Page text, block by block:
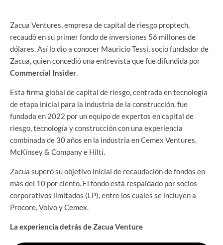
Zacua Ventures, empresa de capital de riesgo proptech,
recaudó en su primer fondo de inversiones 56 millones de
dólares. Así lo dio a conocer Mauricio Tessi, socio fundador de
Zacua, quien concedió una entrevista que fue difundida por
Commercial Insider.
Esta firma global de capital de riesgo, centrada en tecnología
de etapa inicial para la industria de la construcción, fue
fundada en 2022 por un equipo de expertos en capital de
riesgo, tecnología y construcción con una experiencia
combinada de 30 años en la industria en Cemex Ventures,
McKinsey & Company e Hilti.
Zacua superó su objetivo inicial de recaudación de fondos en
más del 10 por ciento. El fondo está respaldado por socios
corporativos limitados (LP), entre los cuales se incluyen a
Procore, Volvo y Cemex.
La experiencia detrás de Zacua Venture